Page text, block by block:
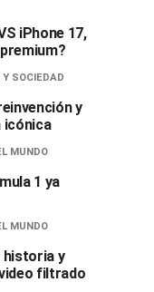
iPhone 17,
SOCIEDAD
y
icónica
MUNDO
1 ya
MUNDO
historia y
filtrado